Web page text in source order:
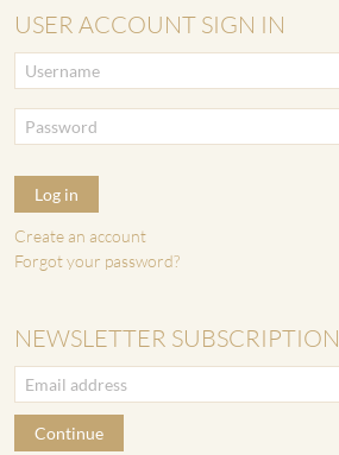
USER ACCOUNT SIGN IN
Log in
Create an account
Forgot your password?
NEWSLETTER SUBSCRIPTION
Continue